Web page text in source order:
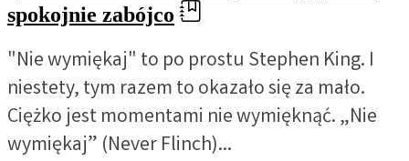
spokojnie zabójco
"Nie wymiękaj" to po prostu Stephen King. I
niestety, tym razem to okazało się za mało.
Ciężko jest momentami nie wymięknąć. „Nie
wymiękaj” (Never Flinch)...